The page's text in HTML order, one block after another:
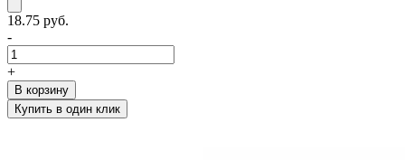
18.75 руб.
-
+
В корзину
Купить в один клик